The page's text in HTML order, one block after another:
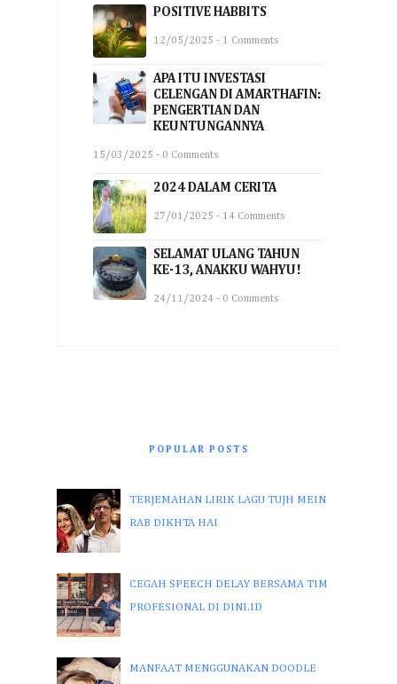
POSITIVE HABBITS
12/05/2025 - 1 Comments
APA ITU INVESTASI
CELENGAN DI AMARTHAFIN:
PENGERTIAN DAN
KEUNTUNGANNYA
15/03/2025 - 0 Comments
2024 DALAM CERITA
27/01/2025 - 14 Comments
SELAMAT ULANG TAHUN
KE-13, ANAKKU WAHYU!
24/11/2024 - 0 Comments
POPULAR POSTS
TERJEMAHAN LIRIK LAGU TUJH MEIN
RAB DIKHTA HAI
CEGAH SPEECH DELAY BERSAMA TIM
PROFESIONAL DI DINI.ID
MANFAAT MENGGUNAKAN DOODLE